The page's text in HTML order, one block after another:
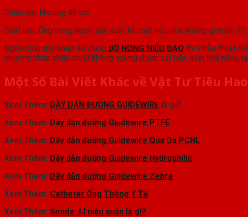
Chiều dài: khoảng 40 cm
Chất liệu: Ống nong được sản xuất từ chất liệu inox không gỉ hoặc
Ngoài phương pháp sử dụng BỘ NONG NIỆU ĐẠO thì Phẫu thuật
phương pháp phẫu thuật không ngừng được cải tiến, giúp khả năng
Một Số Bài Viết Khác về Vật Tư Tiêu
Xem Thêm: DÂY DẪN ĐƯỜNG GUIDEWIRE là gì?
Xem Thêm: Dây dẫn đường Guidewire PTFE
Xem Thêm: Dây dẫn đường Guidewire Qua Da PCNL
Xem Thêm: Dây dẫn đường Guidewire Hydrophilic
Xem Thêm: Dây dẫn đường Guidewire Zebra
Xem Thêm: Catheter Ống Thông Y Tế
Xem Thêm: Sonde JJ niệu quản là gì?